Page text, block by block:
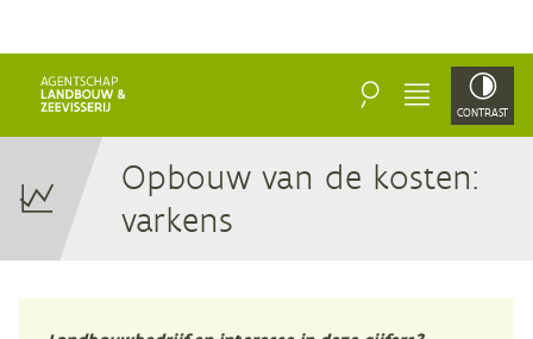
ZOEKEN MENU CONTRAST
Op­bouw van de kos­ten:
varkens